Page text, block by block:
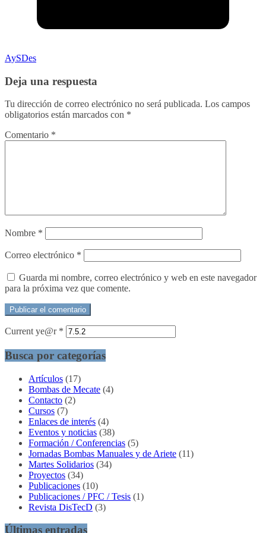
AySDes
Deja una respuesta
Tu dirección de correo electrónico no será publicada. Los campos
obligatorios están marcados con *
Comentario *
Nombre *
Correo electrónico *
Guarda mi nombre, correo electrónico y web en este navegador
para la próxima vez que comente.
Current ye@r *
Busca por categorías
Artículos (17)
Bombas de Mecate (4)
Contacto (2)
Cursos (7)
Enlaces de interés (4)
Eventos y noticias (38)
Formación / Conferencias (5)
Jornadas Bombas Manuales y de Ariete (11)
Martes Solidarios (34)
Proyectos (34)
Publicaciones (10)
Publicaciones / PFC / Tesis (1)
Revista DisTecD (3)
Últimas entradas